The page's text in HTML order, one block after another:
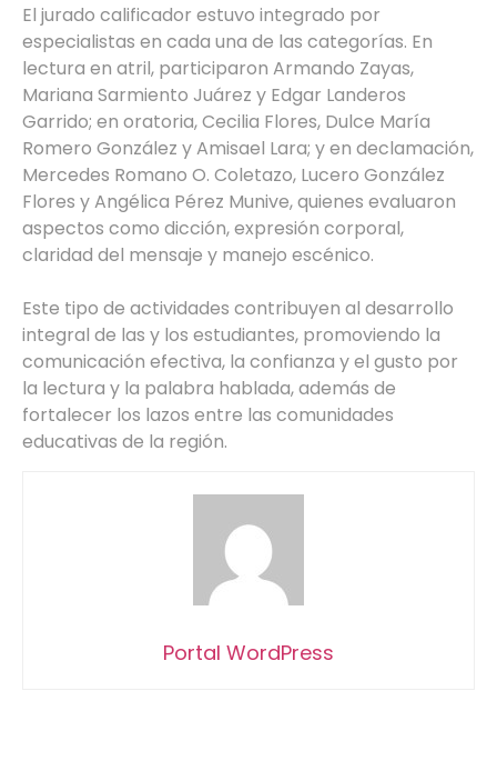
El jurado calificador estuvo integrado por
especialistas en cada una de las categorías. En
lectura en atril, participaron Armando Zayas,
Mariana Sarmiento Juárez y Edgar Landeros
Garrido; en oratoria, Cecilia Flores, Dulce María
Romero González y Amisael Lara; y en declamación,
Mercedes Romano O. Coletazo, Lucero González
Flores y Angélica Pérez Munive, quienes evaluaron
aspectos como dicción, expresión corporal,
claridad del mensaje y manejo escénico.
Este tipo de actividades contribuyen al desarrollo
integral de las y los estudiantes, promoviendo la
comunicación efectiva, la confianza y el gusto por
la lectura y la palabra hablada, además de
fortalecer los lazos entre las comunidades
educativas de la región.
Portal WordPress